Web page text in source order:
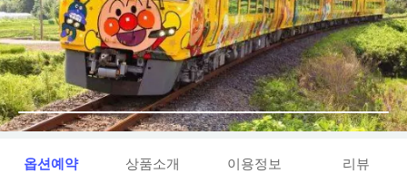
옵션예약 상품소개 이용정보 리뷰